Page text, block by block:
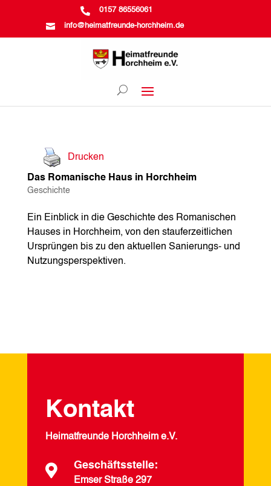
 0157 86556061
 info@heimatfreunde-horchheim.de
Drucken
Das Romanische Haus in Horchheim
Geschichte
Ein Einblick in die Geschichte des Romanischen
Hauses in Horchheim, von den stauferzeitlichen
Ursprüngen bis zu den aktuellen Sanierungs- und
Nutzungsperspektiven.
Kontakt
Heimatfreunde Horchheim e.V.
 Geschäftsstelle:
Emser Straße 297